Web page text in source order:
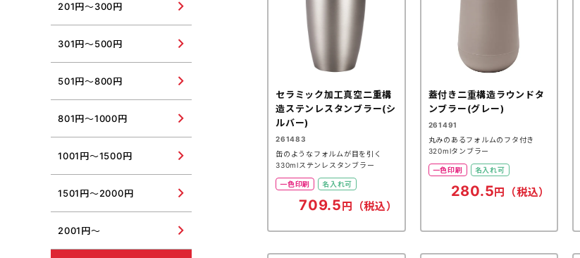
セラミック加工真空二重構
造ステンレスタンブラー(シ
ルバー)
261483
缶のようなフォルムが目を引く
330mlステンレスタンブラー
一色印刷 名入れ可
709.5 円（税込）
蓋付き二重構造ラウンドタ
ンブラー(グレー)
261491
丸みのあるフォルムのフタ付き
320mlタンブラー
一色印刷 名入れ可
280.5 円（税込）
201円～300円
301円～500円
501円～800円
801円～1000円
1001円～1500円
1501円～2000円
2001円～